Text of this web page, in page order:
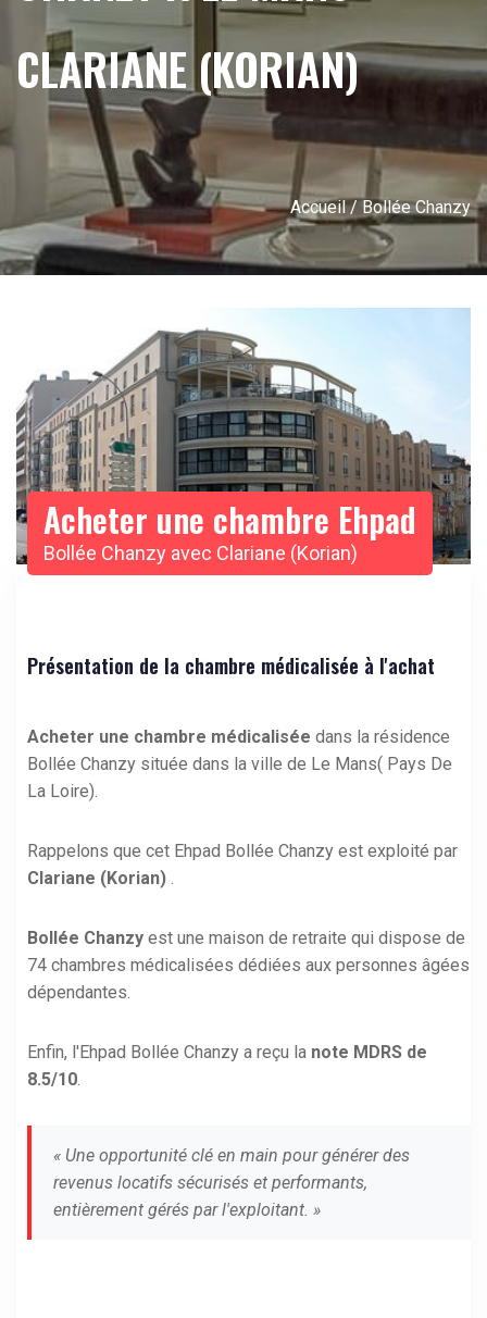
CLARIANE (KORIAN)
Accueil/ Bollée Chanzy
Acheter une chambre Ehpad
Bollée Chanzy avec Clariane (Korian)
Présentation de la chambre médicalisée à l'achat
Acheter une chambre médicalisée dans la résidence
Bollée Chanzy située dans la ville de Le Mans( Pays De
La Loire).
Rappelons que cet Ehpad Bollée Chanzy est exploité par
Clariane (Korian)
Bollée Chanzy est une maison de retraite qui dispose de
74 chambres médicalisées dédiées aux personnes âgées
dépendantes.
Enfin, l'Ehpad Bollée Chanzy a reçu la note MDRS de
8.5/10
« Une opportunité clé en main pour générer des
revenus locatifs sécurisés et performants,
entièrement gérés par l'exploitant. »